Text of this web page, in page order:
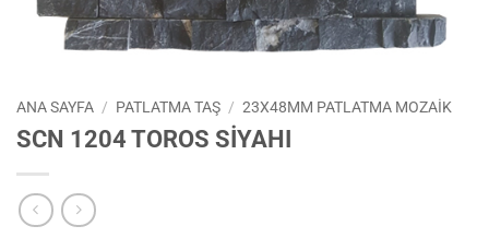
ANA SAYFA / PATLATMA TAŞ / 23X48MM PATLATMA MOZAIK
SCN 1204 TOROS SİYAHI